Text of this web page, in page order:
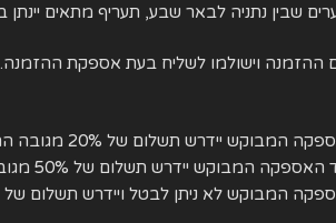
שבין נתניה לבאר שבע, תעריף מתאים יינתן
ההזמנה וישולמו לשליח בעת אספקת ההזמנה.